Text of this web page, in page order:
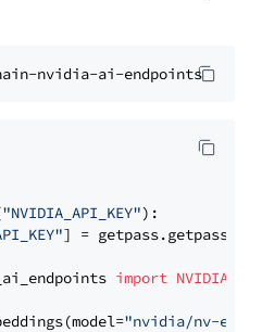
"NVIDIA_API_KEY"):
] = getpass.getpass(
import
"nvidia/nv-